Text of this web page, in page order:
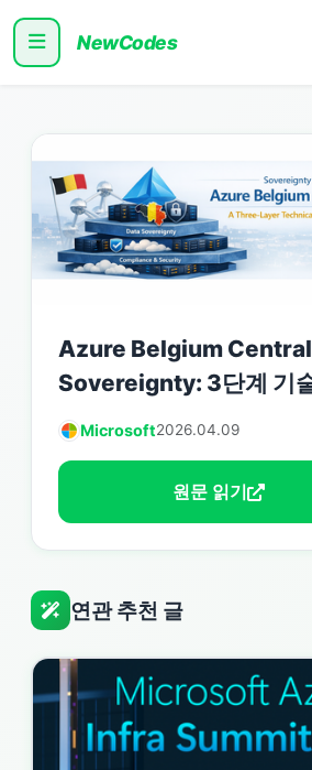
NewCodes
Azure Belgium
Sovereignty: 3단계 기
Microsoft2026.04.09
원문 읽기
연관 추천 글